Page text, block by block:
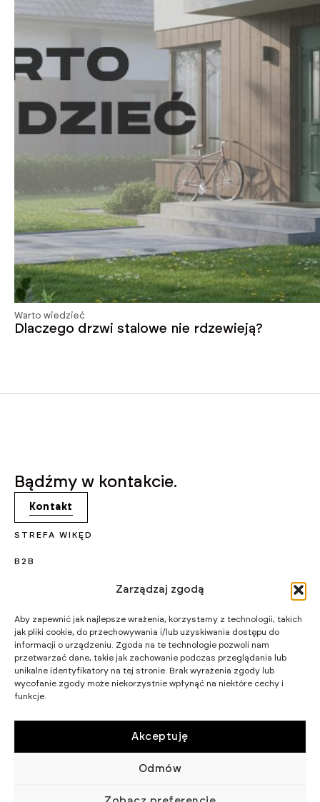
Zarządzaj zgodą
Aby zapewnić jak najlepsze wrażenia, korzystamy z technologii, takich
jak pliki cookie, do przechowywania i/lub uzyskiwania dostępu do
informacji o urządzeniu. Zgoda na te technologie pozwoli nam
przetwarzać dane, takie jak zachowanie podczas przeglądania lub
unikalne identyfikatory na tej stronie. Brak wyrażenia zgody lub
wycofanie zgody może niekorzystnie wpłynąć na niektóre cechy i
funkcje.
Akceptuję
Odmów
Warto wiedzieć
Dlaczego drzwi stalowe nie rdzewieją?
Bądźmy w kontakcie.
Kontakt
STREFA WIKĘD
B2B
PROJEKTY UNIJNE
CERTYFIKATY I PROGRAMY
STRATEGIA PODATKOWA
WIKĘD SP. Z O.O.
84-242 LUZINO
© 2002 - 2026 WIKĘD SP. Z O. POLITYKA